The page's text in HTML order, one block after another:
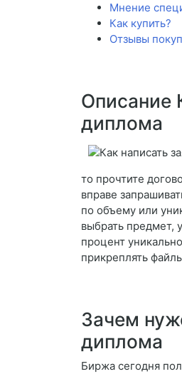
Мнение
Как купить?
Отзывы
Описание
диплома
то прочтите
вправе
по объему или
выбрать предмет,
процент
прикреплять
Зачем
диплома
Биржа сегодня